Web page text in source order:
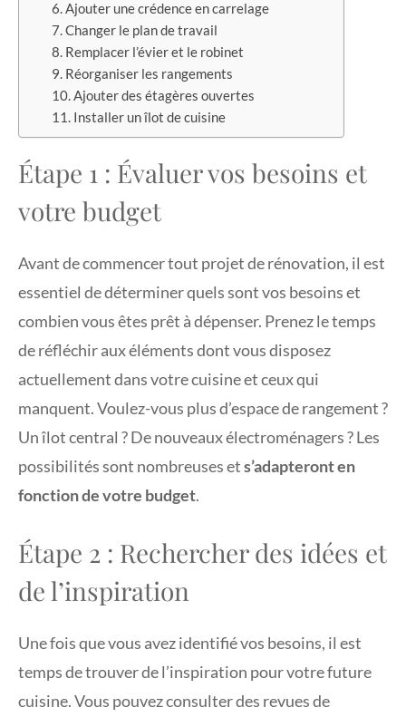
6. Ajouter une crédence en carrelage
7. Changer le plan de travail
8. Remplacer l’évier et le robinet
9. Réorganiser les rangements
10. Ajouter des étagères ouvertes
11. Installer un îlot de cuisine
Étape 1 : Évaluer vos besoins et
votre budget
Avant de commencer tout projet de rénovation, il est
essentiel de déterminer quels sont vos besoins et
combien vous êtes prêt à dépenser. Prenez le temps
de réfléchir aux éléments dont vous disposez
actuellement dans votre cuisine et ceux qui
manquent. Voulez-vous plus d’espace de rangement ?
Un îlot central ? De nouveaux électroménagers ? Les
possibilités sont nombreuses ets’adapteront en
fonction de votre budget.
Étape 2 : Rechercher des idées et
de l’inspiration
Une fois que vous avez identifié vos besoins, il est
temps de trouver de l’inspiration pour votre future
cuisine. Vous pouvez consulter des revues de